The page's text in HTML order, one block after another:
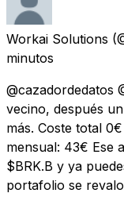
Workai Solutions
minutos
@cazadordedatos
vecino, después
más. Coste total
mensual: 43€ Ese
$BRK.B y ya
portafolio se